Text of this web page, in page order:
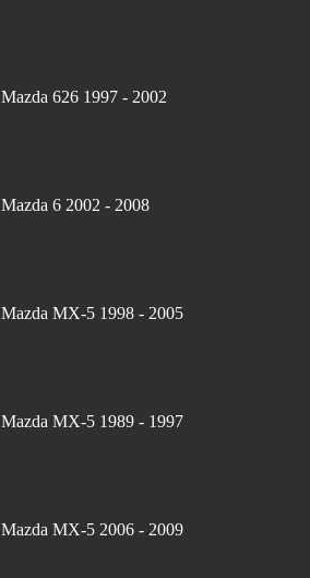
Mazda 626 1997 - 2002
Mazda 6 2002 - 2008
Mazda MX-5 1998 - 2005
Mazda MX-5 1989 - 1997
Mazda MX-5 2006 - 2009